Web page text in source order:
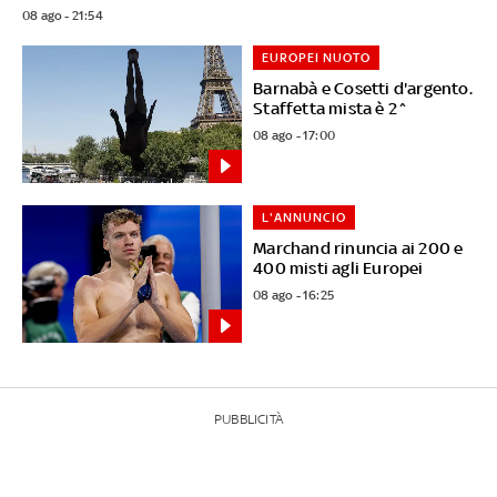
08 ago - 21:54
Barnabà e Cosetti d'argento.
Staffetta mista è 2^
EUROPEI NUOTO
08 ago - 17:00
Marchand rinuncia ai 200 e
400 misti agli Europei
L'ANNUNCIO
08 ago - 16:25
PUBBLICITÀ